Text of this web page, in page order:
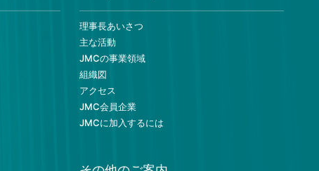
理事長あいさつ
主な活動
JMCの事業領域
組織図
アクセス
JMC会員企業
JMCに加入するには